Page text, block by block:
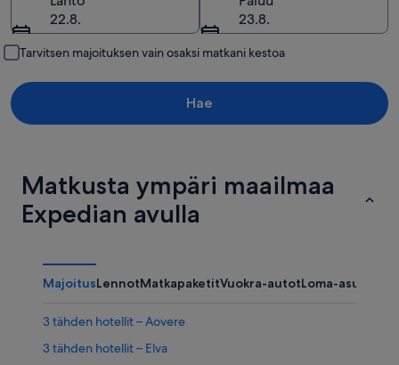
22.8.
23.8.
Tarvitsen majoituksen vain osaksi matkani kestoa
Hae
Matkusta ympäri maailmaa
Expedian avulla
MajoitusLennotMatkapaketitVuokra-autotLoma-asunnot
3 tähden hotellit – Aovere
3 tähden hotellit – Elva